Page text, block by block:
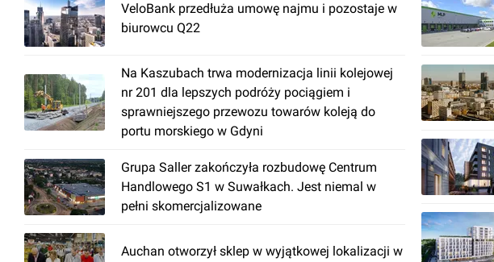
VeloBank przedłuża umowę najmu i pozostaje w
biurowcu Q22
Na Kaszubach trwa modernizacja linii kolejowej
nr 201 dla lepszych podróży pociągiem i
sprawniejszego przewozu towarów koleją do
portu morskiego w Gdyni
Grupa Saller zakończyła rozbudowę Centrum
Handlowego S1 w Suwałkach. Jest niemal w
pełni skomercjalizowane
Auchan otworzył sklep w wyjątkowej lokalizacji w